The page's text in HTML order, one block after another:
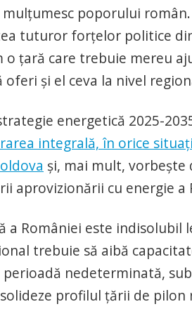
poporului
tuturor forțelor politice
o țară care trebuie mereu
și el ceva la nivel
energetică 2025-
integrală, în orice
și, mai mult, vorbește
aprovizionării cu energie a
a României este indisolubil
trebuie să aibă
perioadă nedeterminată,
profilul țării de